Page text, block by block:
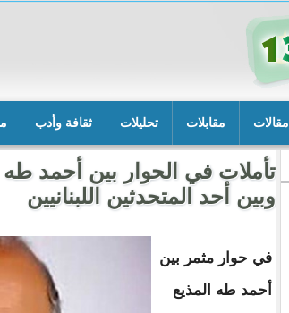
مقالات مقابلات تحليلات ثقافة وأدب
تأملات في الحوار بين أحمد طه
وبين أحد المتحدثين اللبنانيين
في حوار مثمر بين
أحمد طه المذيع